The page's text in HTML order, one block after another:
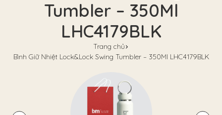
Tumbler – 350Ml
LHC4179BLK
Trang chủ
Bình Giữ Nhiệt Lock&Lock Swing Tumbler – 350Ml LHC4179BLK